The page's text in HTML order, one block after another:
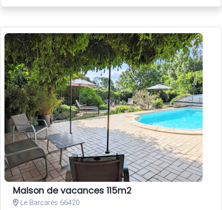
Maison de vacances 115m2
Le Barcarès 66420